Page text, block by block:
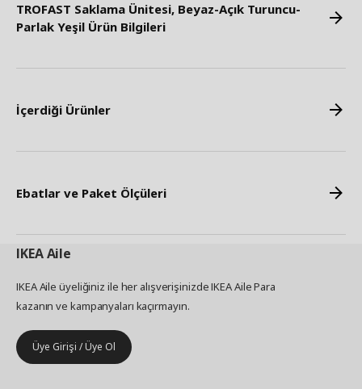
TROFAST Saklama Ünitesi, Beyaz-Açık Turuncu-
Parlak Yeşil Ürün Bilgileri
İçerdiği Ürünler
Ebatlar ve Paket Ölçüleri
IKEAAile
IKEA Aile üyeliğiniz ile her alışverişinizde IKEA Aile Para
kazanın ve kampanyaları kaçırmayın.
Üye Girişi / Üye Ol